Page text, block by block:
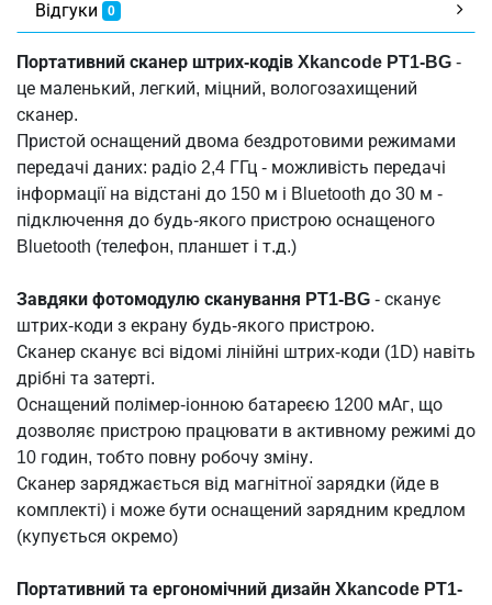
Відгуки 0
Портативний сканер штрих-кодів Xkancode PT1-BG -
це маленький, легкий, міцний, вологозахищений
сканер.
Пристой оснащений двома бездротовими режимами
передачі даних: радіо 2,4 ГГц - можливість передачі
інформації на відстані до 150 м і Bluetooth до 30 м -
підключення до будь-якого пристрою оснащеного
Bluetooth (телефон, планшет і т.д.)
Завдяки фотомодулю сканування PT1-BG - сканує
штрих-коди з екрану будь-якого пристрою.
Сканер сканує всі відомі лінійні штрих-коди (1D) навіть
дрібні та затерті.
Оснащений полімер-іонною батареєю 1200 мАг, що
дозволяє пристрою працювати в активному режимі до
10 годин, тобто повну робочу зміну.
Сканер заряджається від магнітної зарядки (йде в
комплекті) і може бути оснащений зарядним кредлом
(купується окремо)
Портативний та ергономічний дизайн Xkancode PT1-